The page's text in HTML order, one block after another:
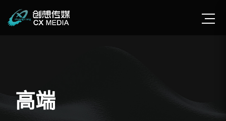
高端